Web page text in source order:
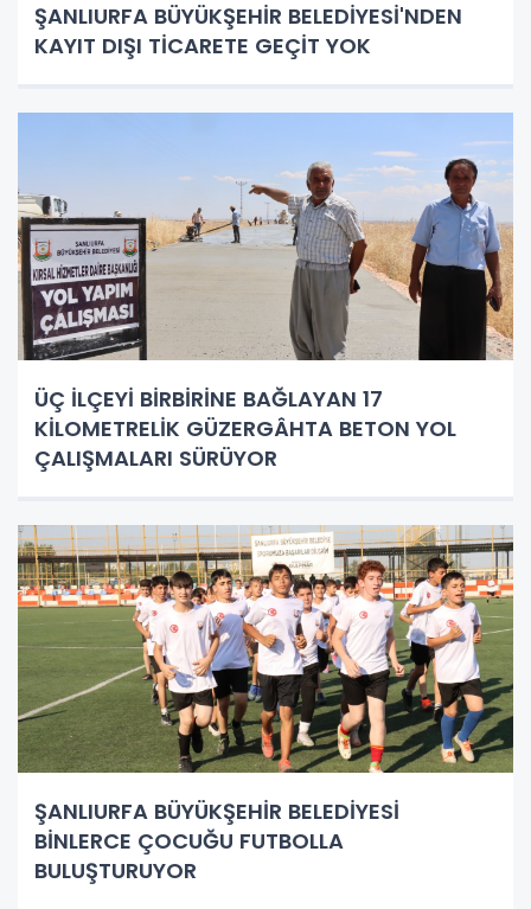
ŞANLIURFA BÜYÜKŞEHİR BELEDİYESİ'NDEN
KAYIT DIŞI TİCARETE GEÇİT YOK
ÜÇ İLÇEYİ BİRBİRİNE BAĞLAYAN 17
KİLOMETRELİK GÜZERGÂHTA BETON YOL
ÇALIŞMALARI SÜRÜYOR
ŞANLIURFA BÜYÜKŞEHİR BELEDİYESİ
BİNLERCE ÇOCUĞU FUTBOLLA
BULUŞTURUYOR